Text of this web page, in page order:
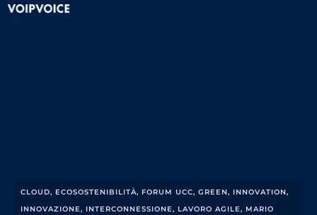
CLOUD, ECOSOSTENIBILITÀ, FORUM UCC, GREEN, INNOVATION,
INNOVAZIONE, INTERCONNESSIONE, LAVORO AGILE, MARIO